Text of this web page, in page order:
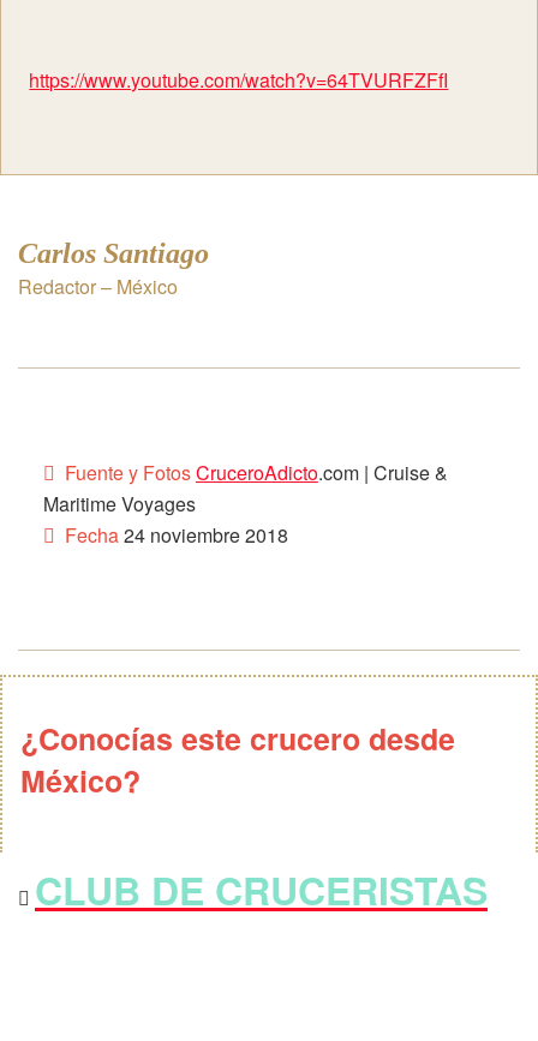
https://www.youtube.com/watch?v=64TVURFZFfI
Carlos Santiago
Redactor – México
Fuente y FotosCruceroAdicto.com | Cruise &
Maritime Voyages
Fecha24 noviembre 2018
¿Conocías este crucero desde
México?
CLUB DE CRUCERISTAS